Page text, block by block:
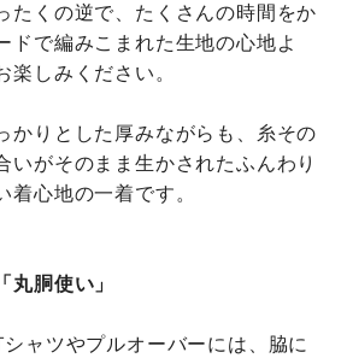
たくの逆で、たくさんの時間をか
ドで編みこまれた生地の心地よ
楽しみください。
かりとした厚みながらも、糸その
いがそのまま生かされたふんわり
着心地の一着です。
丸胴使い」
ャツやプルオーバーには、脇に